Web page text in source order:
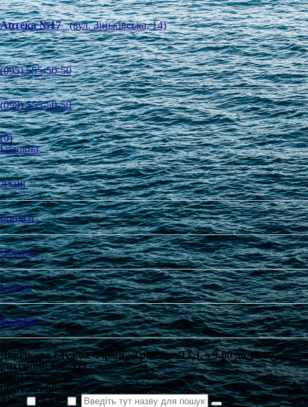
Аптека №17(вул. Зіньківська, 14)
(095) 555-50-50
(098) 555-50-50
(0)
Головна
Акції
Бонуси
Оренда
Статті
Каталог
Довідкова служба Фірми «Триоль» ЛТД, з9-00до18-00,
вихідний:Сб.,Нд.
(095) 555-50-50
(098) 555-50-50
РУС
УКР